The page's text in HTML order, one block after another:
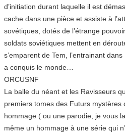
d’initiation durant laquelle il est
cache dans une pièce et assiste à
sovétiques, dotés de l’étrange
soldats soviétiques mettent en
s’emparent de Tem, l’entrainant
a conquis le monde…
ORCUSNF
La balle du néant et les Ravisseurs
premiers tomes des Futurs mystères
hommage ( ou une parodie, je vous
même un hommage à une série qui